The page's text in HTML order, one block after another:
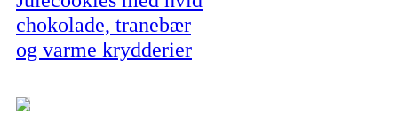
chokolade, tranebær
og varme krydderier